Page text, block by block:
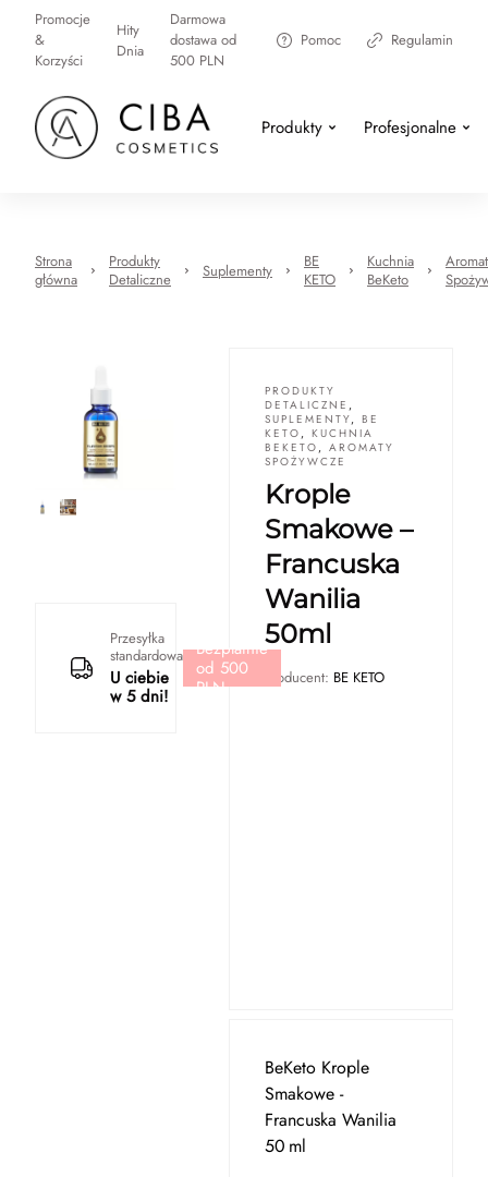
Promocje
&
Korzyści
Hity
Dnia
Darmowa
dostawa od
500 PLN
Pomoc Regulamin
Produkty Profesjonalne
Strona
główna
Produkty
Detaliczne
Suplementy
BE
KETO
Kuchnia
BeKeto
Przesyłka
standardowa
U ciebie
w 5 dni!
Bezpłatnie
od 500
PLN
PRODUKTY
DETALICZNE ,
SUPLEMENTY, BE
KETO , KUCHNIA
BEKETO , AROMATY
SPOŻYWCZE
Krople
Smakowe –
Francuska
Wanilia
50ml
Producent: BE KETO
BeKeto Krople
Smakowe -
Francuska Wanilia
50 ml